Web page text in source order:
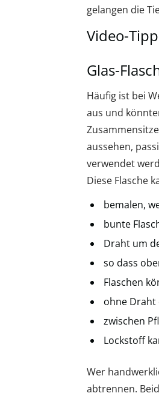
gelangen die
Video-Tipp
Glas-
Häufig ist bei
aus und
aussehen,
verwendet
Diese Flasche
bemalen,
bunte
Draht um
so dass
Flaschen
ohne Draht
zwischen
Lockstoff
Wer
abtrennen.